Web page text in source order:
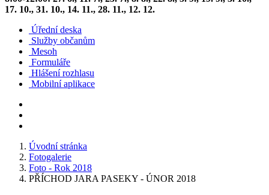
17. 10., 31. 10., 14. 11., 28. 11., 12. 12.
Úřední deska
Služby občanům
Mesoh
Formuláře
Hlášení rozhlasu
Mobilní aplikace
Úvodní stránka
Fotogalerie
Foto - Rok 2018
PŘÍCHOD JARA PASEKY - ÚNOR 2018